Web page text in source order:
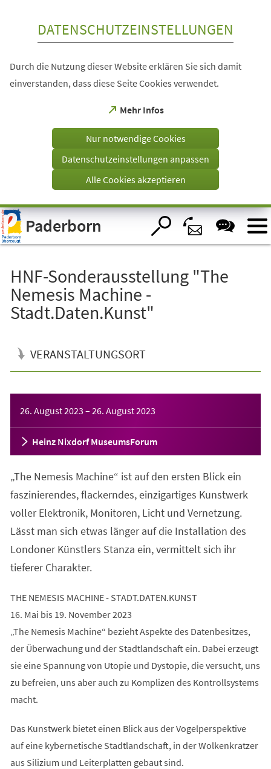
Visuelle
Assistenzsoftware
öffnen.
DATENSCHUTZEINSTELLUNGEN
Durch die Nutzung dieser Website erklären Sie sich damit
einverstanden, dass diese Seite Cookies verwendet.
Mehr Infos
(Öffnet
einem
Tab)
Nur notwendige Cookies
Datenschutzeinstellungen anpassen
Alle Cookies akzeptieren
Paderborn
HNF-Sonderausstellung "The
Nemesis Machine -
Stadt.Daten.Kunst"
VERANSTALTUNGSORT
26. August 2023 – 26. August 2023
Heinz Nixdorf MuseumsForum
„The Nemesis Machine“ ist auf den ersten Blick ein
faszinierendes, flackerndes, einzigartiges Kunstwerk
voller Elektronik, Monitoren, Licht und Vernetzung.
Lässt man sich etwas länger auf die Installation des
Londoner Künstlers Stanza ein, vermittelt sich ihr
tieferer Charakter.
THE NEMESIS MACHINE - STADT.DATEN.KUNST
16. Mai bis 19. November 2023
„The Nemesis Machine“ bezieht Aspekte des Datenbesitzes,
der Überwachung und der Stadtlandschaft ein. Dabei erzeugt
sie eine Spannung von Utopie und Dystopie, die versucht, uns
zu befreien, uns aber auch zu Komplizen des Kontrollsystems
macht.
Das Kunstwerk bietet einen Blick aus der Vogelperspektive
auf eine kybernetische Stadtlandschaft, in der Wolkenkratzer
aus Silizium und Leiterplatten gebaut sind.